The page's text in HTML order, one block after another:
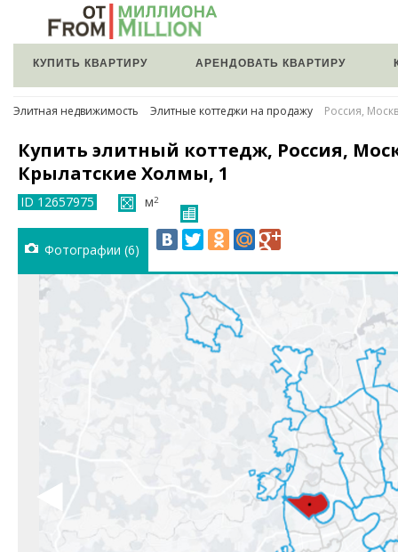
КУПИТЬ КВАРТИРУ АРЕНДОВАТЬ КВАРТИРУ
Элитная недвижимость Элитные коттеджи на продажу Россия,
Купить элитный коттедж, Россия,
Крылатские Холмы, 1
ID 12657975 м2
Фотографии (6)